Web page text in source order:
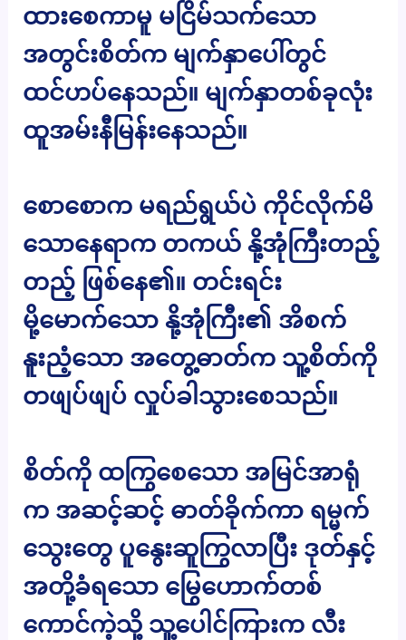
ထားစေကာမူ မငြိမ်သက်သော
အတွင်းစိတ်က မျက်နှာပေါ်တွင်
ထင်ဟပ်နေသည်။ မျက်နှာတစ်ခုလုံး
ထူအမ်းနီမြန်းနေသည်။
စောစောက မရည်ရွယ်ပဲ ကိုင်လိုက်မိ
သောနေရာက တကယ် နို့အုံကြီးတည့်
တည့် ဖြစ်နေ၏။ တင်းရင်း
မို့မောက်သော နို့အုံကြီး၏ အိစက်
နူးညံ့သော အတွေ့ဓာတ်က သူ့စိတ်ကို
တဖျပ်ဖျပ် လှုပ်ခါသွားစေသည်။
စိတ်ကို ထကြွစေသော အမြင်အာရုံ
က အဆင့်ဆင့် ဓာတ်ခိုက်ကာ ရမ္မက်
သွေးတွေ ပူနွေးဆူကြွလာပြီး ဒုတ်နှင့်
အတို့ခံရသော မြွေဟောက်တစ်
ကောင်ကဲ့သို့ သူ့ပေါင်ကြားက လီး